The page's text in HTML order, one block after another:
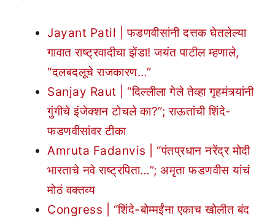
Jayant Patil | फडणवीसांनी दत्तक घेतलेल्या
गावात राष्ट्रवादीचा झेंडा! जयंत पाटील म्हणाले,
“दलबदलूचे राजकारण…”
Sanjay Raut | “दिल्लीला गेले तेव्हा गृहमंत्र्यांनी
गुंगीचे इंजेक्शन टोचले का?”; राऊतांची शिंदे-
फडणवीसांवर टीका
Amruta Fadanvis | “पंतप्रधान नरेंद्र मोदी
भारताचे नवे राष्ट्रपिता…”; अमृता फडणवीस यांचं
मोठं वक्तव्य
Congress | “शिंदे-बोम्मईंना एकाच खोलीत बंद